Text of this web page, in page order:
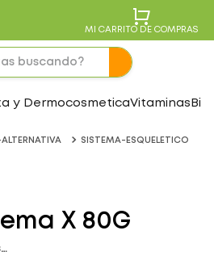
MI CARRITO DE COMPRAS
y DermocosmeticaVitaminas
SISTEMA-ESQUELETICO
X 80G